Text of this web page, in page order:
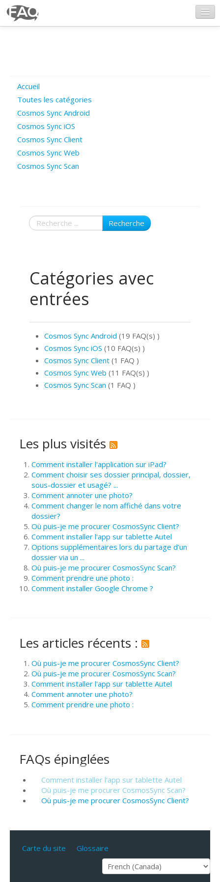
Poser une question
Questions ouvertes
Connexion
Accueil
Toutes les catégories
Cosmos Sync Android
Cosmos Sync iOS
Cosmos Sync Client
Cosmos Sync Web
Cosmos Sync Scan
Recherche
Catégories avec
entrées
Cosmos Sync Android (19 FAQ(s) )
Cosmos Sync iOS (10 FAQ(s) )
Cosmos Sync Client (1 FAQ )
Cosmos Sync Web (11 FAQ(s) )
Cosmos Sync Scan (1 FAQ )
Les plus visités
Comment installer l'application sur iPad?
Comment choisir ses dossier principal, dossier,
sous-dossier et usagé? ...
Comment annoter une photo?
Comment changer le nom affiché dans votre
dossier?
Où puis-je me procurer CosmosSync Client?
Comment installer l'app sur tablette Autel
Options supplémentaires lors du partage d’un
dossier via un ...
Où puis-je me procurer CosmosSync Scan?
Comment prendre une photo :
Comment installer Google Chrome ?
Les articles récents :
Où puis-je me procurer CosmosSync Client?
Où puis-je me procurer CosmosSync Scan?
Comment installer l'app sur tablette Autel
Comment annoter une photo?
Comment prendre une photo :
FAQs épinglées
Comment installer l'app sur tablette Autel
Où puis-je me procurer CosmosSync Scan?
Où puis-je me procurer CosmosSync Client?
Carte du site Glossaire